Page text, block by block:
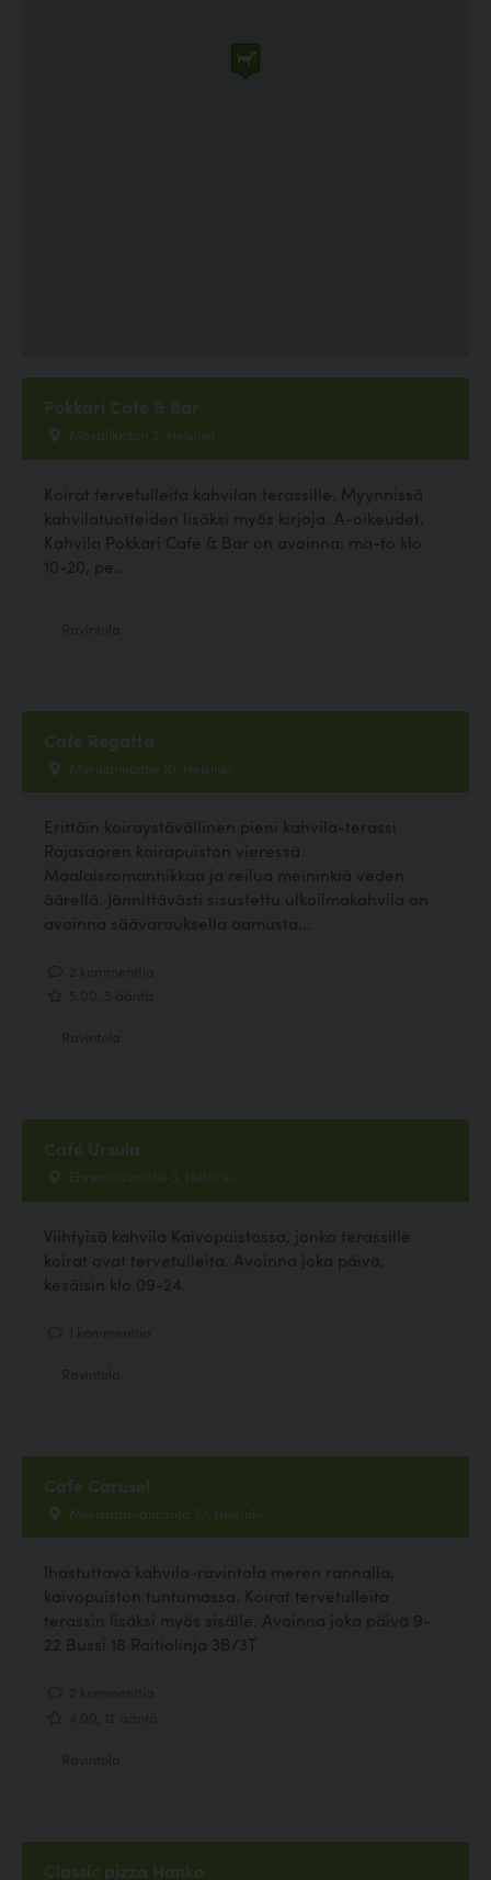
Pokkari Cafe & Bar
Mosaiikkitori 2, Helsinki
Koirat tervetulleita kahvilan terassille. Myynnissä
kahvilatuotteiden lisäksi myös kirjoja. A-oikeudet.
Kahvila Pokkari Cafe & Bar on avoinna: ma-to klo
10-20, pe...
Cafe Regatta
Merikannontie 10, Helsinki
Erittäin koiraystävällinen pieni kahvila-terassi
Rajasaaren koirapuiston vieressä.
Maalaisromantiikkaa ja reilua meininkiä veden
äärellä. Jännittävästi sisustettu ulkoilmakahvila on
avoinna säävarauksella aamusta...
Café Ursula
Ehrenströmintie 3, Helsinki
Viihtyisä kahvila Kaivopuistossa, jonka terassille
koirat ovat tervetulleita. Avoinna joka päivä,
kesäisin klo 09-24.
Cafe Carusel
Merisatamanranta 10, Helsinki
Ihastuttava kahvila-ravintola meren rannalla,
kaivopuiston tuntumassa. Koirat tervetulleita
terassin lisäksi myös sisälle. Avoinna joka päivä 9-
22 Bussi 18 Raitiolinja 3B/3T
Classic pizza Hanko